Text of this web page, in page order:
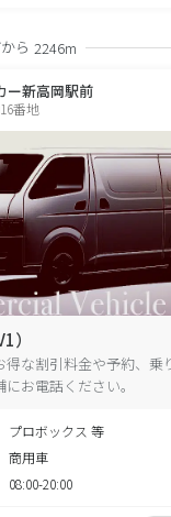
ら 2246m
ー新高岡駅前
番地
）
得な割引料金や予約、乗
お電話ください。
プロボックス 等
商用車
08:00-20:00